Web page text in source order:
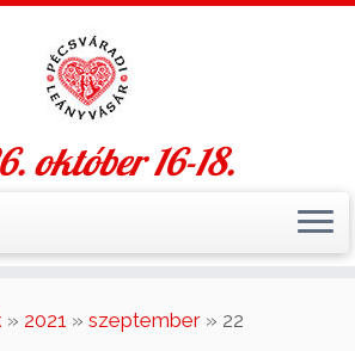
október 16-18.
» 2021 » szeptember » 22